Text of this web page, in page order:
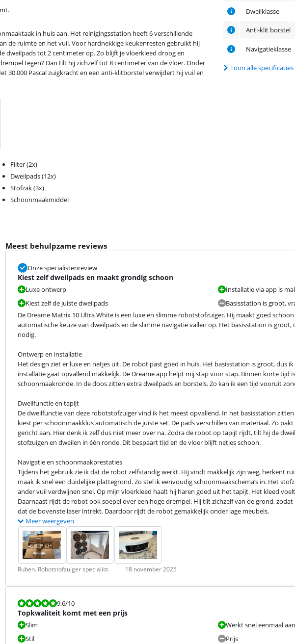
Dweilklasse
Anti-klit borstel
Navigatieklasse
Toon alle specificaties
in huis aan. Het reinigingsstation heeft 6 verschillende
de ruimte en het vuil. Voor hardnekkige keukenresten gebruikt hij
tot 2 centimeter op. Zo blijft je vloerkleed droog en
tegen? Dan tilt hij zichzelf tot 8 centimeter van de vloer. Onder
30.000 Pascal zuigkracht en een anti-klitborstel verwijdert hij vuil en
Filter (2x)
Dweilpads (12x)
Stofzak (3x)
Schoonmaakmiddel
Meest behulpzame reviews
Onze specialistenreview
Kiest zelf dweilpads en maakt grondig schoon
Luxe ontwerp
Kiest zelf de juiste dweilpads
Installatie via app is
Basisstation is groot,
De Dreame Matrix 10 Ultra White is een luxe en slimme robotstofzuiger. Hij maakt goed
automatische keuze van dweilpads en de slimme navigatie vallen op. Het basisstation is
nodig.
Ontwerp en installatie
Het design ziet er luxe en netjes uit. De robot past goed in huis. Het basisstation is groot, dus
installatie gaat opvallend makkelijk. De Dreame app helpt mij stap voor stap. Binnen korte tijd
schoonmaakronde. In de doos zitten extra dweilpads en borstels. Zo kan ik een tijd vooruit
Dweilfunctie en tapijt
De dweilfunctie van deze robotstofzuiger vind ik het meest opvallend. In het basisstation
kiest per schoonmaakklus automatisch de juiste set. De pads verschillen van materiaal. Zo
gericht aan. Hier denk ik zelf dus niet meer over na. Zodra de robot op tapijt rijdt, tilt hij de
stofzuigen en dweilen in één ronde. Dit bespaart tijd en de vloer blijft netjes schoon.
Navigatie en schoonmaakprestaties
Tijdens het gebruik zie ik dat de robot zelfstandig werkt. Hij vindt makkelijk zijn weg, herkent
maak ik snel een duidelijke plattegrond. Zo stel ik eenvoudig schoonmaakschema’s in. Het
ander vuil verdwijnen snel. Op mijn vloerkleed haalt hij haren goed uit het tapijt. Het kleed
Daarnaast rijdt de robot ook soepel over een hoge drempel. Hij tilt zichzelf van de grond,
dat de bovenste laser intrekt. Daardoor rijdt de robot gemakkelijk onder lage meubels.
Meer weergeven
Beoordeling door:
Ruben. Robotstofzuiger specialist.
Datum: 18 november 2025
Beoordeling is 9,6 van de 10.
9,6/10
Topkwaliteit komt met een prijs
Slim
Stil
Werkt snel eenmaal
Prijs